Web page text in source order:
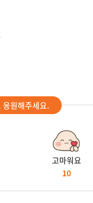
원해주세요.
고마워요
10